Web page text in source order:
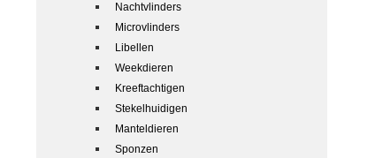
Nachtvlinders
Microvlinders
Libellen
Weekdieren
Kreeftachtigen
Stekelhuidigen
Manteldieren
Sponzen